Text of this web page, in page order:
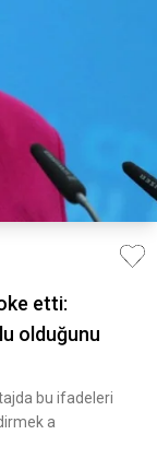
etti:
olduğunu
bu ifadeleri
a